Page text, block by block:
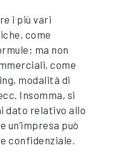
i più vari
come
ma non
come
modalità di
Insomma, si
dato relativo allo
un’impresa può
confidenziale.